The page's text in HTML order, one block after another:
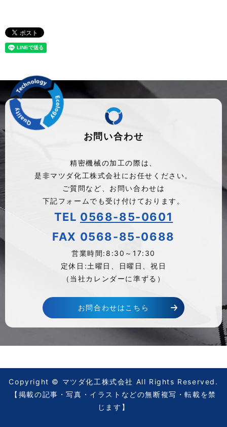
お問い合わせ
精密機械の加工の際は、
是非マツダ化工株式会社にお任せください。
ご質問など、お問い合わせは
下記フォームでも受け付けております。
TEL 0568-85-0601
FAX 0568-85-0688
営業時間:8:30～17:30
定休日:土曜日、日曜日、祝日
（当社カレンダーに準ずる）
お問合わせはこちら
Copyright © マツダ化工株式会社 All Rights Reserved.
【掲載の記事・写真・イラストなどの無断複写・転載を禁
じます】